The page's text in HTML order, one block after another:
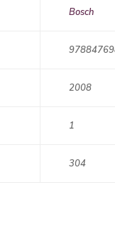
Bosch
2008
1
304